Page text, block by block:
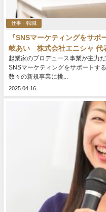
仕事・転職
『SNSマーケティングをサ
岐あい 株式会社エニシャ 代
起業家のプロデュース事業が主力
SNSマーケティングをサポートす
数々の新規事業に挑...
2025.04.16